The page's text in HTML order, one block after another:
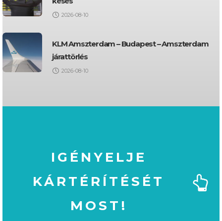
2026-08-10
KLM Amszterdam – Budapest – Amszterdam
járattörlés
2026-08-10
IGÉNYELJE
KÁRTÉRÍTÉSÉT
MOST!